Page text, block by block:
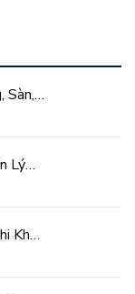
Sàn,
Lý
Khan